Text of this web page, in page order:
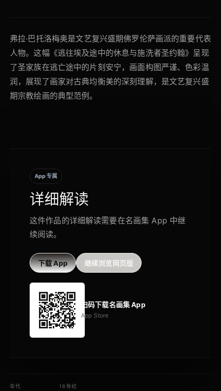
弗拉·巴托洛梅奥是文艺复兴盛期佛罗伦萨画派的重要代表
人物。这幅《逃往埃及途中的休息与施洗者圣约翰》呈现
了圣家族在逃亡途中的片刻安宁，画面构图严谨、色彩温
润，展现了画家对古典均衡美的深刻理解，是文艺复兴盛
期宗教绘画的典型范例。
App 专属
详细解读
这件作品的详细解读需要在名画集 App 中继
续阅读。
下载 App 继续浏览网页版
扫码下载名画集 App
App Store
年代 16世纪